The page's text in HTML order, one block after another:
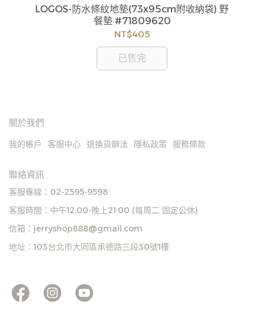
LOGOS-防水條紋地墊(73x95cm附收納袋) 野
餐墊 #71809620
NT$405
已售完
關於我們
我的帳戶 客服中心 退換貨辦法 隱私政策 服務條款
聯絡資訊
客服專線：02-2595-9598
客服時間：中午12:00-晚上21:00 (每周二 固定公休)
信箱：jerryshop888@gmail.com
地址：103台北市大同區承德路三段30號1樓